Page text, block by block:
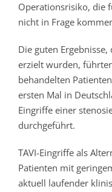
Operationsrisiko, die
nicht in Frage
Die guten
erzielt wurden,
behandelten
ersten Mal in
Eingriffe einer
durchgeführt.
TAVI-Eingriffe als
Patienten mit
aktuell laufender